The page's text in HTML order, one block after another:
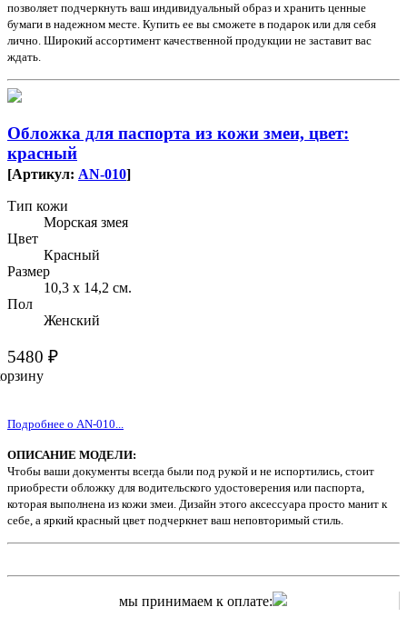
позволяет подчеркнуть ваш индивидуальный образ и хранить ценные
бумаги в надежном месте. Купить ее вы сможете в подарок или для себя
лично. Широкий ассортимент качественной продукции не заставит вас
ждать.
Обложка для паспорта из кожи змеи, цвет:
красный
[Артикул: AN-010]
Тип кожи
Морская змея
Цвет
Красный
Размер
10,3 х 14,2 см.
Пол
Женский
5480 ₽
Подробнее о AN-010...
ОПИСАНИЕ МОДЕЛИ:
Чтобы ваши документы всегда были под рукой и не испортились, стоит
приобрести обложку для водительского удостоверения или паспорта,
которая выполнена из кожи змеи. Дизайн этого аксессуара просто манит к
себе, а яркий красный цвет подчеркнет ваш неповторимый стиль.
мы принимаем к оплате: